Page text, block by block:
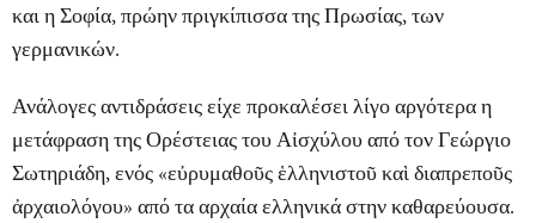
και η Σοφία, πρώην πριγκίπισσα της Πρωσίας, των
γερμανικών.
Ανάλογες αντιδράσεις είχε προκαλέσει λίγο αργότερα η
μετάφραση της Ορέστειας του Αἰσχύλου από τον Γεώργιο
Σωτηριάδη, ενός «εὐρυμαθοῦς ἑλληνιστοῦ καὶ διαπρεποῦς
ἀρχαιολόγου» από τα αρχαία ελληνικά στην καθαρεύουσα.